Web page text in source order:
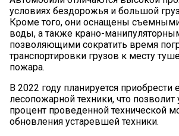
условиях бездорожья и большой
Кроме того, они оснащены
воды, а также крано-
позволяющими сократить время
транспортировки грузов к месту
пожара.
В 2022 году планируется
лесопожарной техники, что позволит
процент проведенной технической
обновления устаревшей техники.